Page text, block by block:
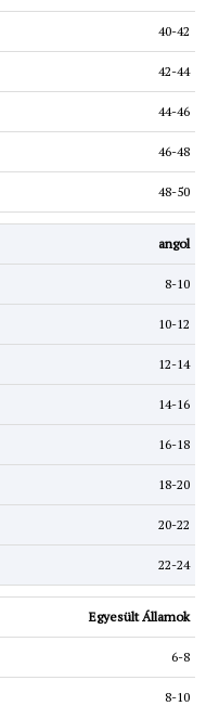
40-42
42-44
44-46
46-48
48-50
angol
8-10
10-12
12-14
14-16
16-18
18-20
20-22
22-24
Egyesült Államok
6-8
8-10